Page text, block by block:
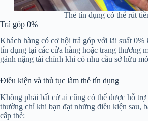
Thẻ tín dụng có thể rút
Trả góp 0%
Khách hàng có cơ hội trả góp với lãi suất 0%
tín dụng tại các cửa hàng hoặc trang thương
gánh nặng tài chính khi có nhu cầu sở hữu
Điều kiện và thủ tục làm thẻ tín dụng
Không phải bất cứ ai cũng có thể được hỗ
thường chỉ khi bạn đạt những điều kiện sau,
cấp thẻ: